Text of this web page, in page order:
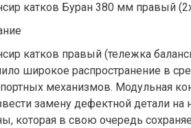
катков Буран 380 мм правый
катков правый (тележка
широкое распространение в
механизмов. Модульная
замену дефектной детали
которая в свою очередь